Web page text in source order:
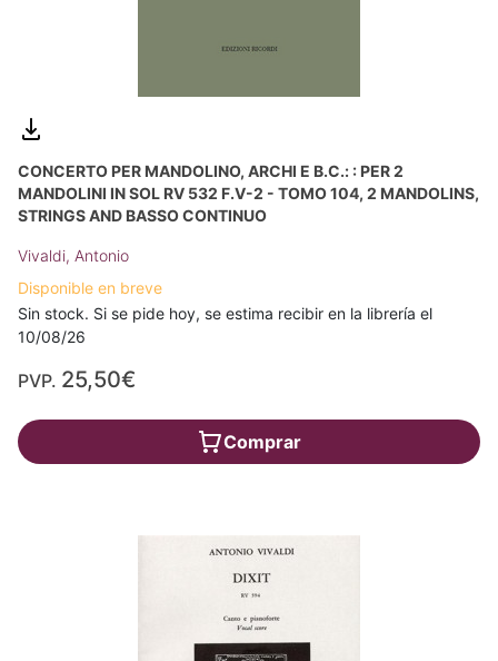
CONCERTO PER MANDOLINO, ARCHI E B.C.: : PER 2
MANDOLINI IN SOL RV 532 F.V-2 - TOMO 104, 2 MANDOLINS,
STRINGS AND BASSO CONTINUO
Vivaldi, Antonio
Disponible en breve
Sin stock. Si se pide hoy, se estima recibir en la librería el
10/08/26
PVP. 25,50€
Comprar